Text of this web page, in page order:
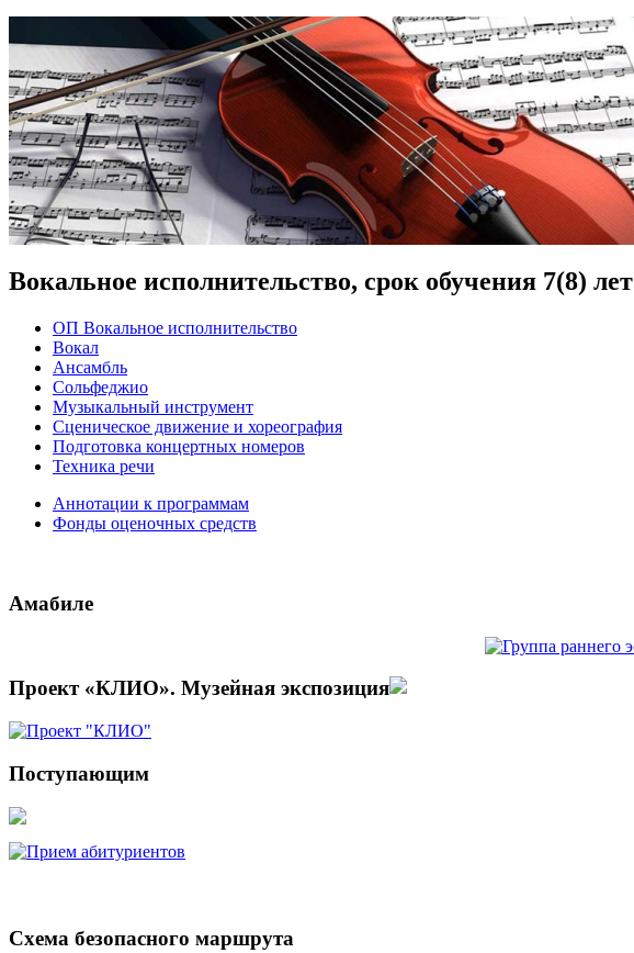
Вокальное исполнительство, срок обучения 7(8) лет
ОП Вокальное исполнительство
Вокал
Ансамбль
Сольфеджио
Музыкальный инструмент
Сценическое движение и хореография
Подготовка концертных номеров
Техника речи
Аннотации к программам
Фонды оценочных средств
Амабиле
Проект «КЛИО». Музейная экспозиция
Поступающим
Схема безопасного маршрута